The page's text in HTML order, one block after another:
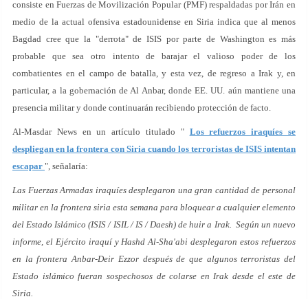
consiste en Fuerzas de Movilización Popular (PMF) respaldadas por Irán en
medio de la actual ofensiva estadounidense en Siria indica que al menos
Bagdad cree que la "derrota" de ISIS por parte de Washington es más
probable que sea otro intento de barajar el valioso poder de los
combatientes en el campo de batalla, y esta vez, de regreso a Irak y, en
particular, a la gobernación de Al Anbar, donde EE. UU. aún mantiene una
presencia militar y donde continuarán recibiendo protección de facto.
Al-Masdar News en un artículo titulado " Los refuerzos iraquíes se
despliegan en la frontera con Siria cuando los terroristas de ISIS intentan
escapar ", señalaría:
Las Fuerzas Armadas iraquíes desplegaron una gran cantidad de personal
militar en la frontera siria esta semana para bloquear a cualquier elemento
del Estado Islámico (ISIS / ISIL / IS / Daesh) de huir a Irak. Según un nuevo
informe, el Ejército iraquí y Hashd Al-Sha'abi desplegaron estos refuerzos
en la frontera Anbar-Deir Ezzor después de que algunos terroristas del
Estado islámico fueran sospechosos de colarse en Irak desde el este de
Siria.